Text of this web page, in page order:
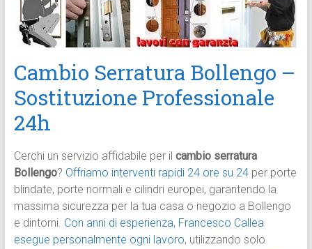
Cambio Serratura Bollengo –
Sostituzione Professionale
24h
Cerchi un servizio affidabile per il cambio serratura
Bollengo? Offriamo interventi rapidi 24 ore su 24per porte
blindate, porte normali e cilindri europei, garantendo la
massima sicurezza per la tua casa o negozio a Bollengo
e dintorni. Con anni di esperienza, Francesco Callea
esegue personalmente ogni lavoro, utilizzando solo